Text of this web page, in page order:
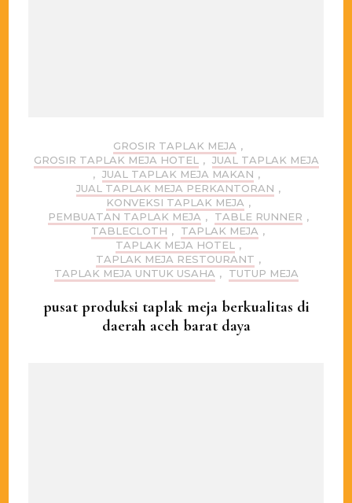
GROSIR TAPLAK MEJA ,
GROSIR TAPLAK MEJA HOTEL
, JUAL TAPLAK MEJA
, JUAL TAPLAK MEJA MAKAN ,
JUAL TAPLAK MEJA PERKANTORAN ,
KONVEKSI TAPLAK MEJA ,
PEMBUATAN TAPLAK MEJA , TABLE RUNNER ,
TABLECLOTH , TAPLAK MEJA ,
TAPLAK MEJA HOTEL
,
TAPLAK MEJA RESTOURANT ,
TAPLAK MEJA UNTUK USAHA , TUTUP MEJA
pusat produksi taplak meja berkualitas di
daerah aceh barat daya